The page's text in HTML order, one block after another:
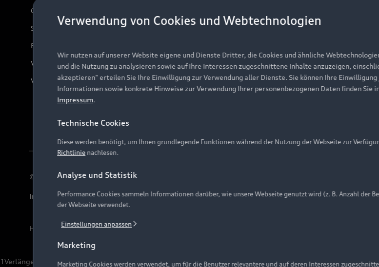
Online-Terminvereinbarung
Servicekontakt
Bordbuch & Bedienungsanleitungen
Verträge kündigen
Vertrag widerrufen
© 2026 AUDI AG. Alle Rechte vorbehalten
Impressum Rechtliches Hinweisgebersystem Datenschutzinformation Cookie-Einstellungen
Hinweis: Die aktuelle Darstellung und Anordnung der Embleme am Fahrzeug bei allen Abbildungen
1Verlängerung vorbehalten.
Verwendung von Cookies und Webtechnologien
Wir nutzen auf unserer Website eigene und Dienste Dritter, die Cookies und ähnliche
und die Nutzung zu analysieren sowie auf Ihre Interessen zugeschnittene Inhalte anzuzeigen,
akzeptieren" erteilen Sie Ihre Einwilligung zur Verwendung aller Dienste. Sie können Ihre
Informationen sowie konkrete Hinweise zur Verwendung Ihrer personenbezogenen Daten finden Sie
Impressum.
Technische Cookies
Diese werden benötigt, um Ihnen grundlegende Funktionen während der Nutzung der Webseite zur
Richtlinie nachlesen.
Analyse und Statistik
Performance Cookies sammeln Informationen darüber, wie unsere Webseite genutzt wird (z. B. Anzahl der
der Webseite verwendet.
Einstellungen anpassen
Marketing
Marketing Cookies werden verwendet, um für die Benutzer relevantere und auf deren Interessen